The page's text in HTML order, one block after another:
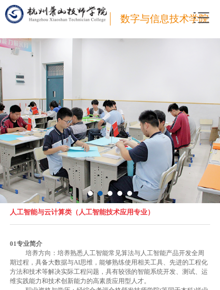
数字与信息技术学院
人工智能与云计算类（人工智能技术应用专业）
01专业简介
培养方向：培养熟悉人工智能常见算法与人工智能产品开发全周
期过程，具备大数据与AI思维，能够熟练使用相关工具、先进的工程化
方法和技术等解决实际工程问题，具有较强的智能系统开发、测试、运
维实践能力和技术创新能力的高素质应用型人才。